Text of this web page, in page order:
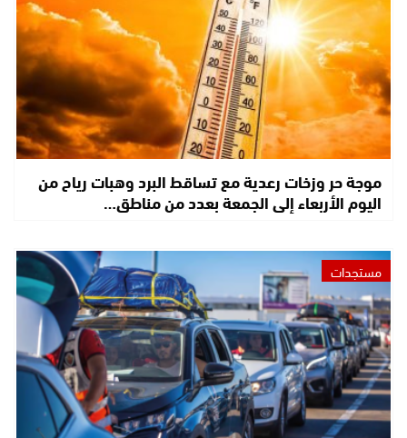
موجة حر وزخات رعدية مع تساقط البرد وهبات رياح من
اليوم الأربعاء إلى الجمعة بعدد من مناطق…
مستجدات